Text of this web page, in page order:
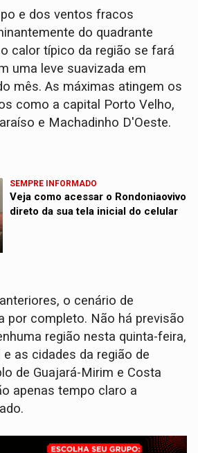
e dos ventos fracos
do quadrante
calor típico da região se fará
uma leve suavizada em
mês. As máximas atingem os
como a capital Porto Velho,
e Machadinho D'Oeste.
SEMPRE INFORMADO
Veja como acessar o Rondoniaovivo
direto da sua tela inicial do celular
o cenário de
por completo. Não há previsão
região nesta quinta-feira,
as cidades da região de
de Guajará-Mirim e Costa
apenas tempo claro a